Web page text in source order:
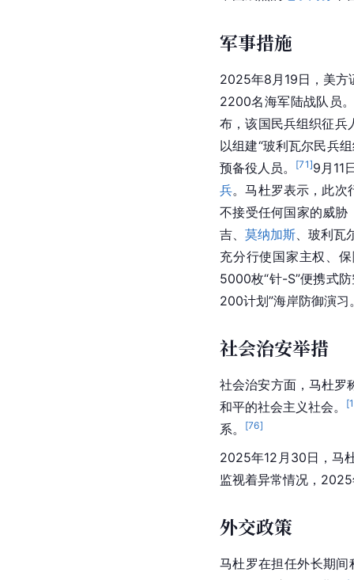
军事措施
2025年8月19日，美方
2200名海军陆战队员
布，该国民兵组织征
以组建“玻利瓦尔民兵
预备役人员。
[71]9月11
兵。马杜罗表示，此次
不接受任何国家的威胁
吉、莫纳加斯 、玻利
充分行使国家主权、
5000枚“针-S”便携式
200计划”海岸防御演
社会治安举措
社会治安方面，马杜罗
和平的社会主义社会。
[
系。 [76]
2025年12月30日，马
监视着异常情况，
外交政策
马杜罗在担任外长期